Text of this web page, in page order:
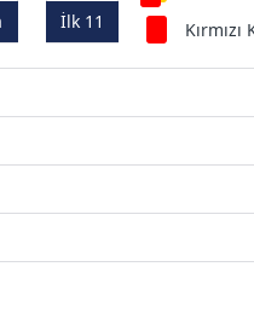
İlk 11
Kırmızı